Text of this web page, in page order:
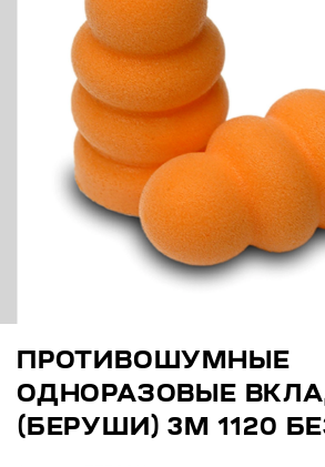
ПРОТИВОШУМНЫЕ
ОДНОРАЗОВЫЕ
(БЕРУШИ) 3М 1120